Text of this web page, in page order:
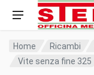
Home Ricambi
Vite senza fine 325